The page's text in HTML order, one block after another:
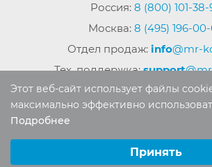
Россия: 8 (800) 101-38-
Москва: 8 (495) 196-
Отдел продаж: info@mr-
Тех. поддержка:support
материалов сайта без
Этот веб-сайт использует файлы
максимально эффективно
Подробнее
Принять